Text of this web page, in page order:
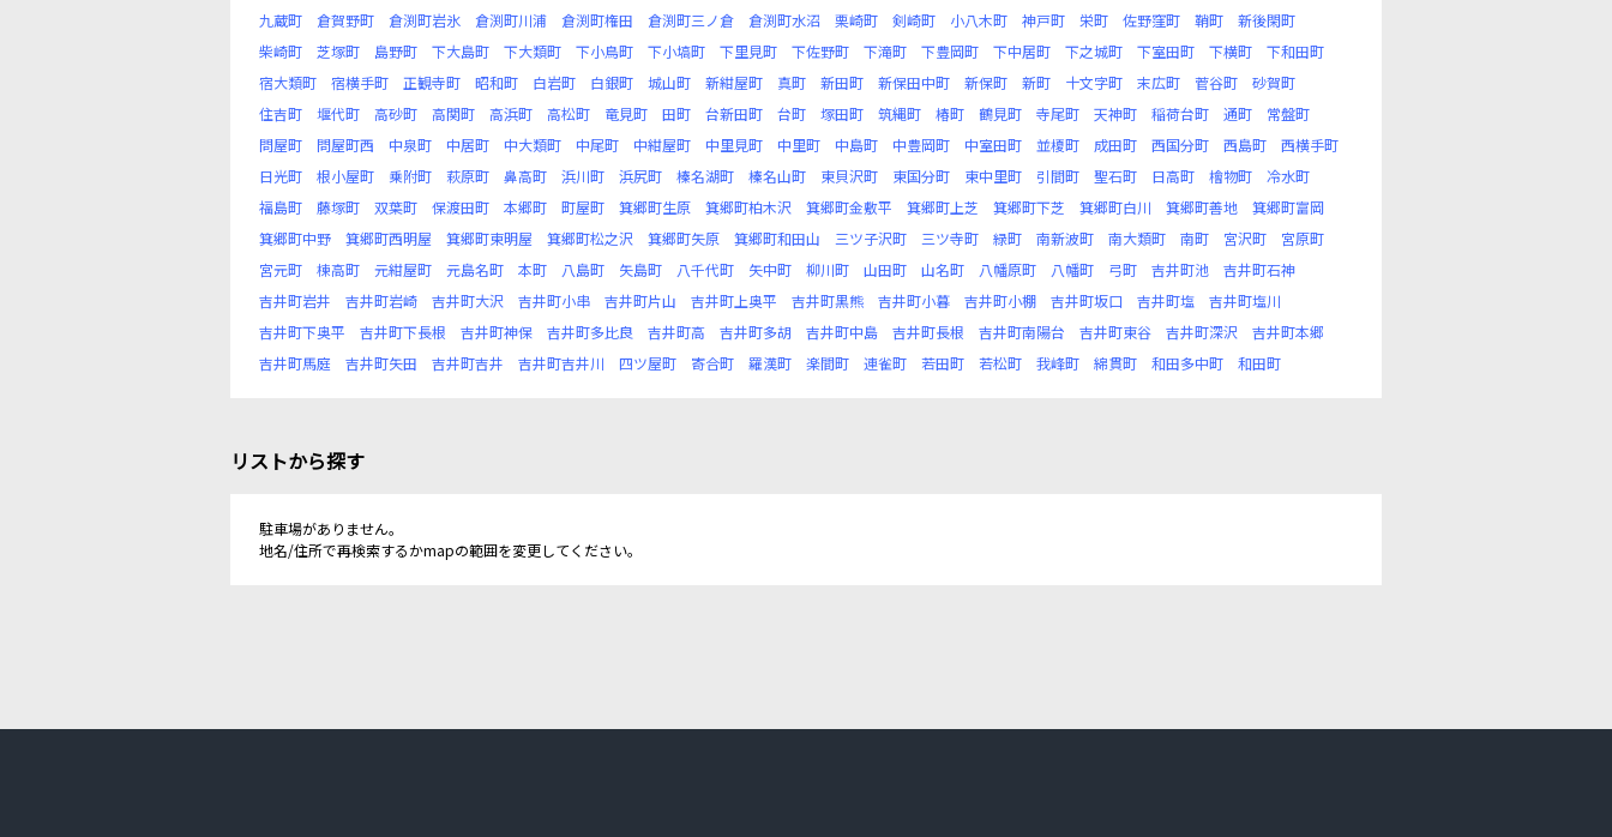
九蔵町
倉賀野町 倉渕町岩氷 倉渕町川浦 倉渕町権田 倉渕町三ノ倉 倉渕町水沼 栗崎町 剣崎町 小八木町 神戸町 栄町 佐野窪町 鞘町
新後閑町
柴崎町
芝塚町 島野町 下大島町 下大類町 下小鳥町 下小塙町 下里見町 下佐野町 下滝町 下豊岡町 下中居町 下之城町 下室田町 下横町
下和田町
宿大類町
宿横手町 正観寺町 昭和町 白岩町 白銀町 城山町 新紺屋町 真町 新田町 新保田中町 新保町 新町 十文字町 末広町 菅谷町
砂賀町
住吉町
堰代町 高砂町 高関町 高浜町 高松町 竜見町 田町 台新田町 台町 塚田町 筑縄町 椿町 鶴見町 寺尾町 天神町 稲荷台町 通町
常盤町
問屋町
問屋町西 中泉町 中居町 中大類町 中尾町 中紺屋町 中里見町 中里町 中島町 中豊岡町 中室田町 並榎町 成田町 西国分町 西島町
西横手町
日光町
根小屋町 乗附町 萩原町 鼻高町 浜川町 浜尻町 榛名湖町 榛名山町 東貝沢町 東国分町 東中里町 引間町 聖石町 日高町 檜物町
冷水町
福島町
藤塚町 双葉町 保渡田町 本郷町 町屋町 箕郷町生原 箕郷町柏木沢 箕郷町金敷平 箕郷町上芝 箕郷町下芝 箕郷町白川 箕郷町善地
箕郷町富岡
箕郷町中野
箕郷町西明屋 箕郷町東明屋 箕郷町松之沢 箕郷町矢原 箕郷町和田山 三ツ子沢町 三ツ寺町 緑町 南新波町 南大類町 南町 宮沢町
宮原町
宮元町
棟高町 元紺屋町 元島名町 本町 八島町 矢島町 八千代町 矢中町 柳川町 山田町 山名町 八幡原町 八幡町 弓町 吉井町池
吉井町石神
吉井町岩井
吉井町岩崎 吉井町大沢 吉井町小串 吉井町片山 吉井町上奥平 吉井町黒熊 吉井町小暮 吉井町小棚 吉井町坂口 吉井町塩
吉井町塩川
吉井町下奥平
吉井町下長根 吉井町神保 吉井町多比良 吉井町高 吉井町多胡 吉井町中島 吉井町長根 吉井町南陽台 吉井町東谷 吉井町深沢
吉井町本郷
吉井町馬庭
吉井町矢田 吉井町吉井 吉井町吉井川 四ツ屋町 寄合町 羅漢町 楽間町 連雀町 若田町 若松町 我峰町 綿貫町 和田多中町 和田町
リストから探す
駐車場がありません。
地名/住所で再検索するかmapの範囲を変更してください。